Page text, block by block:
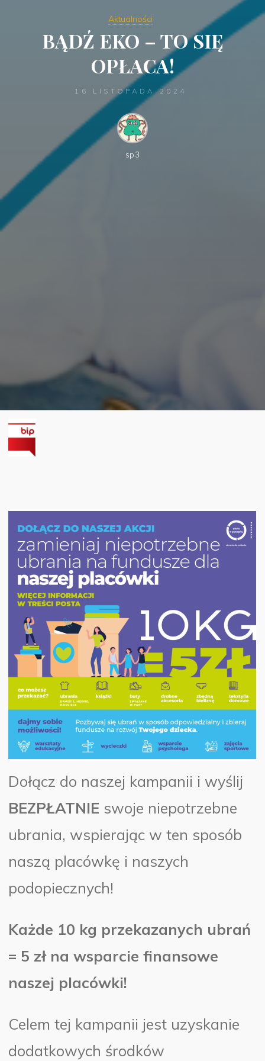
Aktualności
BĄDŹ EKO – TO SIĘ
OPŁACA!
16 LISTOPADA 2024
sp3
Dołącz do naszej kampanii i wyślij
BEZPŁATNIE swoje niepotrzebne
ubrania, wspierając w ten sposób
naszą placówkę i naszych
podopiecznych!
Każde 10 kg przekazanych ubrań
= 5 zł na wsparcie finansowe
naszej placówki!
Celem tej kampanii jest uzyskanie
dodatkowych środków